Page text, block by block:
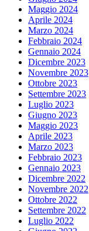
Maggio 2024
Aprile 2024
Marzo 2024
Febbraio 2024
Gennaio 2024
Dicembre 2023
Novembre 2023
Ottobre 2023
Settembre 2023
Luglio 2023
Giugno 2023
Maggio 2023
Aprile 2023
Marzo 2023
Febbraio 2023
Gennaio 2023
Dicembre 2022
Novembre 2022
Ottobre 2022
Settembre 2022
Luglio 2022